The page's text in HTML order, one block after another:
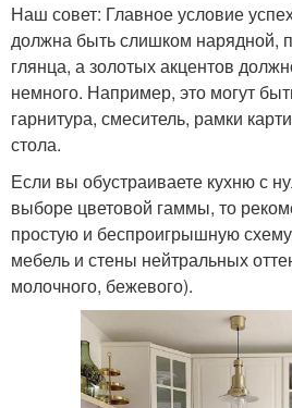
Наш совет: Главное условие
должна быть слишком нарядной,
глянца, а золотых акцентов
немного. Например, это могут
гарнитура, смеситель, рамки
стола.
Если вы обустраиваете кухню с
выборе цветовой гаммы, то
простую и беспроигрышную
мебель и стены нейтральных
молочного, бежевого).